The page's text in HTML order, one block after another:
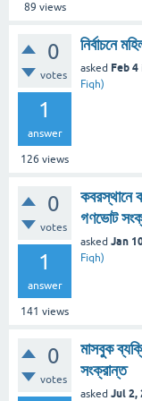
89 views
0
votes
1
answer
126 views
নির্বাচনে
asked Feb 4
Fiqh)
0
votes
1
answer
141 views
কবরস্থানে
গণভোট
asked Jan
Fiqh)
0
votes
মাসবুক
সংক্রান্ত
asked Jul 2,